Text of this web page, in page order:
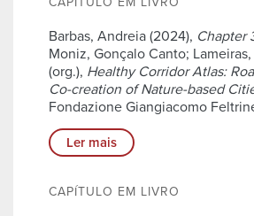
Barbas, Andreia (2024), Chapter
Moniz, Gonçalo Canto;
(org.), Healthy Corridor Atlas:
Co-creation of Nature-based
Fondazione Giangiacomo
Ler mais
CAPÍTULO EM LIVRO